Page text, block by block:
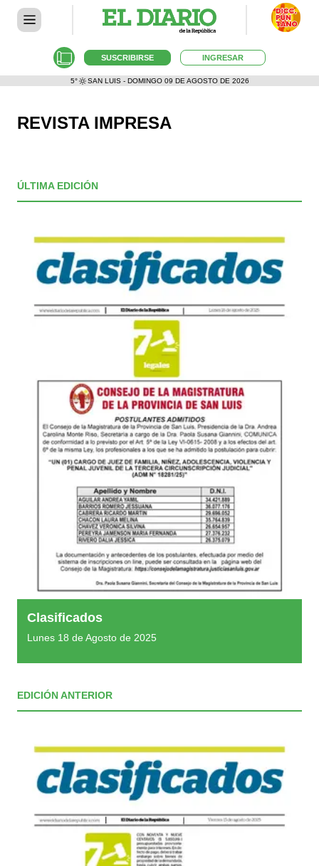
SUSCRIBIRSE INGRESAR
5° SAN LUIS - DOMINGO 09 DE AGOSTO DE 2026
REVISTA IMPRESA
ÚLTIMA EDICIÓN
Clasificados
Lunes 18 de Agosto de 2025
EDICIÓN ANTERIOR